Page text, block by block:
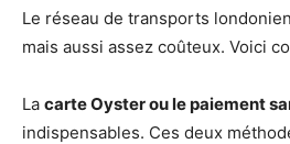
Le réseau de transports
mais aussi assez coûteux. Voici
La carte Oyster ou le paiement
indispensables. Ces deux